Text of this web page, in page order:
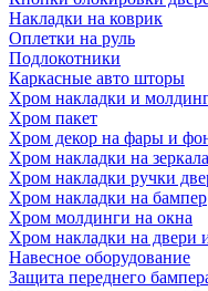
Накладки на коврик
Оплетки на руль
Подлокотники
Каркасные авто шторы
Хром накладки и
Хром пакет
Хром декор на фары и
Хром накладки на зеркала
Хром накладки ручки
Хром накладки на бампер
Хром молдинги на окна
Хром накладки на двери
Навесное оборудование
Защита переднего